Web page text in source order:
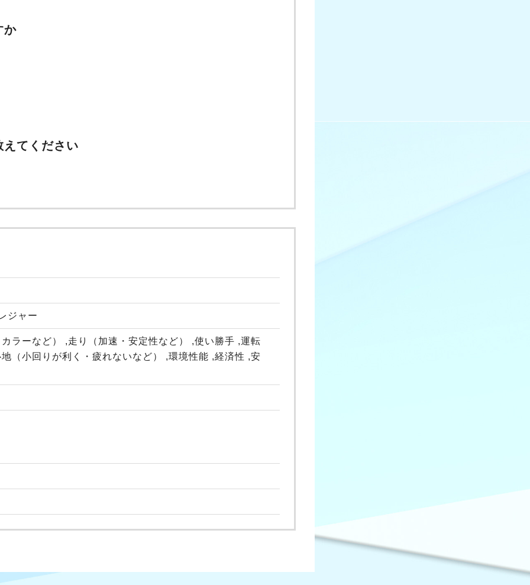
か
てください
ジャー
ラーなど） ,走り（加速・安定性など） ,使い勝手 ,運転
（小回りが利く・疲れないなど） ,環境性能 ,経済性 ,安